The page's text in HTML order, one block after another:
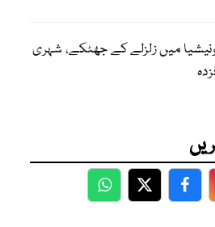
میں زلزلے کے جھٹکے، شہری
WhatsApp
Twitter